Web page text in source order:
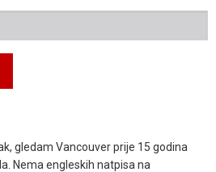
gledam Vancouver prije 15 godina
Nema engleskih natpisa na